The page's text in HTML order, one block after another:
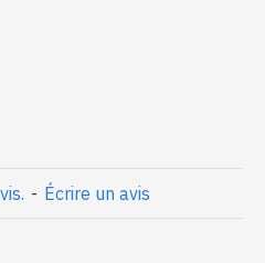
approx
et Labradorite
(BG-LAB-04)
- Écrire un avis